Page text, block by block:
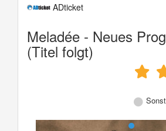
ADticket
Meladée - Neues
(Titel folgt)